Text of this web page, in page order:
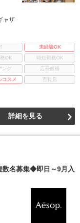
ャザ
未経験OK
OK
時短勤務OK
ング
店長候補
コスメ 百貨店
詳細を見る
数名募集◆即日～9月入